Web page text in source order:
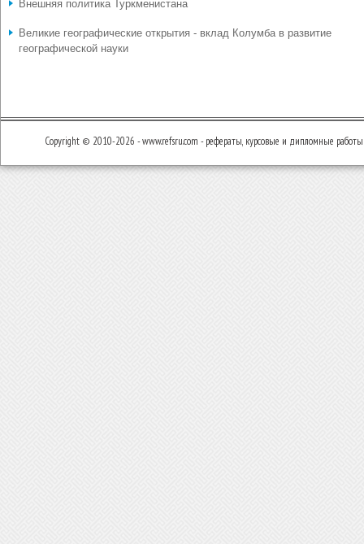
Внешняя политика Туркменистана
Великие географические открытия - вклад Колумба в развитие
географической науки
Copyright © 2010-2026 - www.refsru.com - рефераты, курсовые и дипломные работы